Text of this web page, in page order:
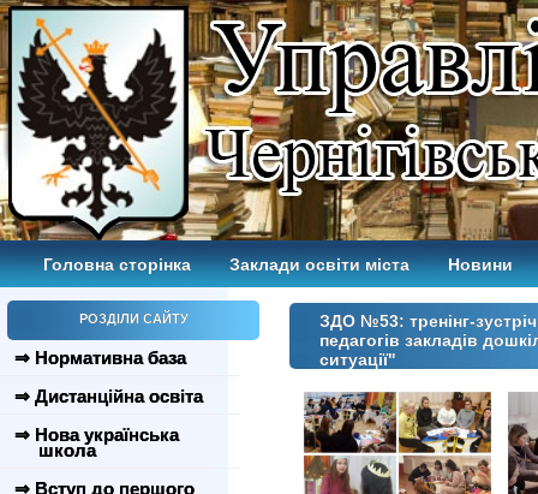
Головна сторінка Заклади освіти міста Новини
РОЗДІЛИ САЙТУ
⇒ Нормативна база
⇒ Дистанційна освіта
⇒ Нова українська
школа
⇒ Вступ до першого
ЗДО №53: тренінг-
педагогів закладів
ситуації"